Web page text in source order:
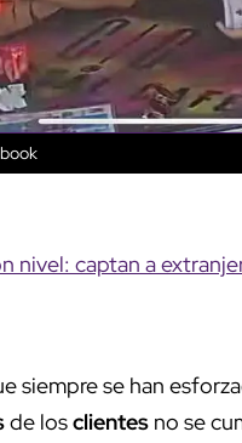
nivel: captan a
siempre se han
de losclientes no se